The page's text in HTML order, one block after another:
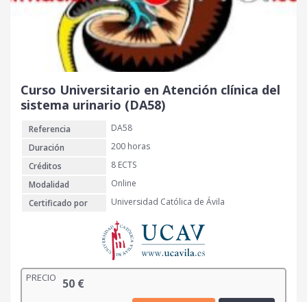
Curso Universitario en Atención clínica del
sistema urinario (DA58)
Referencia
DA58
Duración
200 horas
Créditos
8 ECTS
Modalidad
Online
Certificado por
Universidad Católica de Ávila
PRECIO 50 €